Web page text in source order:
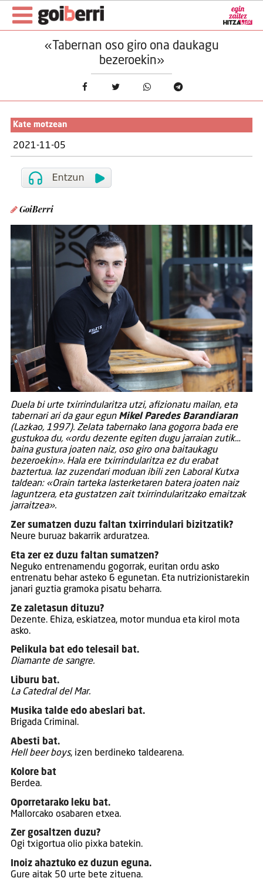
«Tabernan oso giro ona daukagu
bezeroekin»
Kate motzean
2021-11-05
GoiBerri
Duela bi urte txirrindularitza utzi, afizionatu mailan, eta
tabernari ari da gaur egun Mikel Paredes Barandiaran
(Lazkao, 1997). Zelata tabernako lana gogorra bada ere
gustukoa du, «ordu dezente egiten dugu jarraian zutik…
baina gustura joaten naiz, oso giro ona baitaukagu
bezeroekin». Hala ere txirrindularitza ez du erabat
baztertua. Iaz zuzendari moduan ibili zen Laboral Kutxa
taldean: «Orain tarteka lasterketaren batera joaten naiz
laguntzera, eta gustatzen zait txirrindularitzako emaitzak
jarraitzea».
Zer sumatzen duzu faltan txirrindulari bizitzatik?
Neure buruaz bakarrik arduratzea.
Eta zer ez duzu faltan sumatzen?
Neguko entrenamendu gogorrak, euritan ordu asko
entrenatu behar asteko 6 egunetan. Eta nutrizionistarekin
janari guztia gramoka pisatu beharra.
Ze zaletasun dituzu?
Dezente. Ehiza, eskiatzea, motor mundua eta kirol mota
asko.
Pelikula bat edo telesail bat.
Diamante de sangre.
Liburu bat.
La Catedral del Mar.
Musika talde edo abeslari bat.
Brigada Criminal.
Abesti bat.
Hell beer boys, izen berdineko taldearena.
Kolore bat
Berdea.
Oporretarako leku bat.
Mallorcako osabaren etxea.
Zer gosaltzen duzu?
Ogi txigortua olio pixka batekin.
Inoiz ahaztuko ez duzun eguna.
Gure aitak 50 urte bete zituena.